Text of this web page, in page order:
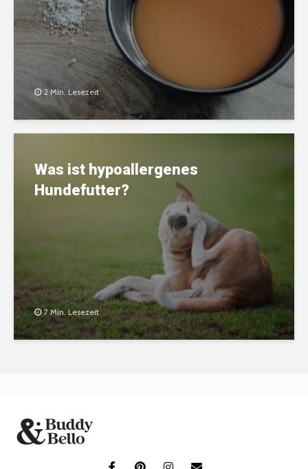
2 Min. Lesezeit
Was ist hypoallergenes
Hundefutter?
7 Min. Lesezeit